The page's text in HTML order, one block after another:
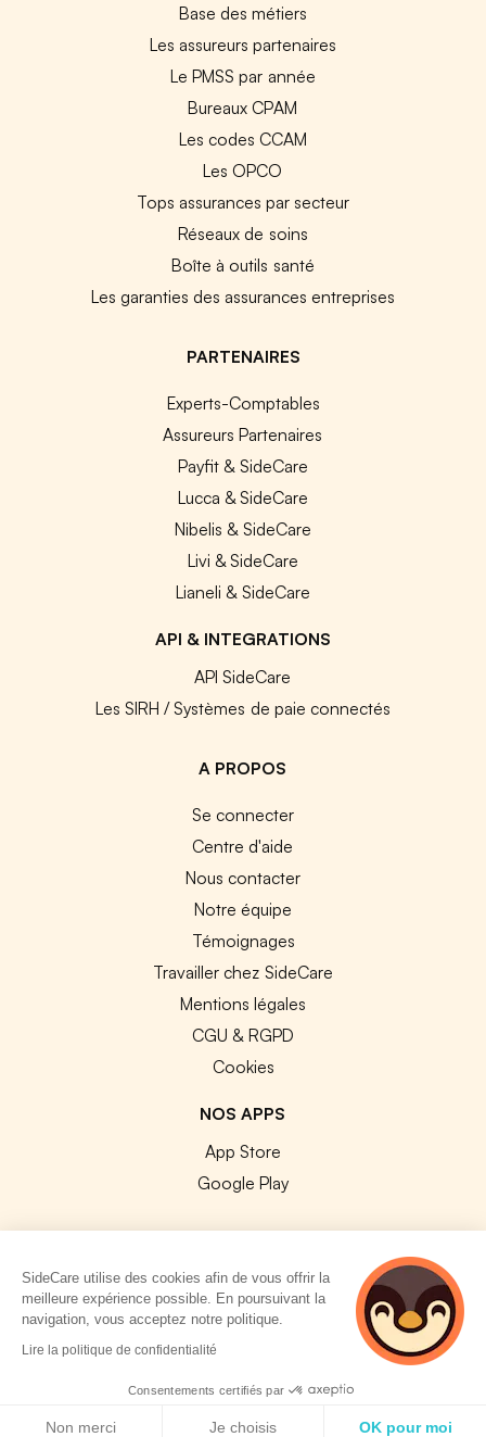
Base des métiers
Les assureurs partenaires
Le PMSS par année
Bureaux CPAM
Les codes CCAM
Les OPCO
Tops assurances par secteur
Réseaux de soins
Boîte à outils santé
Les garanties des assurances entreprises
PARTENAIRES
Experts-Comptables
Assureurs Partenaires
Payfit & SideCare
Lucca & SideCare
Nibelis & SideCare
Livi & SideCare
Lianeli & SideCare
API & INTEGRATIONS
API SideCare
Les SIRH / Systèmes de paie connectés
A PROPOS
Se connecter
Centre d'aide
Nous contacter
Notre équipe
Témoignages
Travailler chez SideCare
Mentions légales
CGU & RGPD
Cookies
NOS APPS
App Store
Google Play
© 2026 SideCare. Tous droits réservés.
SideCare utilise des cookies afin de vous offrir la
meilleure expérience possible. En poursuivant la
navigation, vous acceptez notre politique.
Lire la politique de confidentialité
Consentements certifiés par
Non merci Je choisis OK pour moi
4 personnes
consultent
actuellement cette